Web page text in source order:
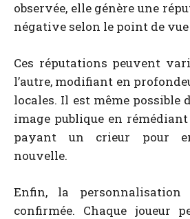
observée, elle génère une
négative selon le point de vue
Ces réputations peuvent
l’autre, modifiant en
locales. Il est même possible
image publique en rémédiant
payant un crieur pour
nouvelle.
Enfin, la
confirmée. Chaque joueur